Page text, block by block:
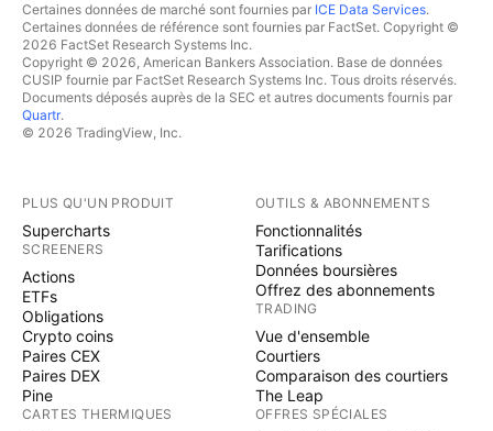
Certaines données de marché sont fournies par ICE Data Services.
Certaines données de référence sont fournies par FactSet. Copyright ©
2026 FactSet Research Systems Inc.
Copyright © 2026, American Bankers Association. Base de données
CUSIP fournie par FactSet Research Systems Inc. Tous droits réservés.
Documents déposés auprès de la SEC et autres documents fournis par
Quartr.
© 2026 TradingView, Inc.
PLUS QU'UN PRODUIT
Supercharts
SCREENERS
Actions
ETFs
Obligations
Crypto coins
Paires CEX
Paires DEX
Pine
CARTES THERMIQUES
OUTILS & ABONNEMENTS
Fonctionnalités
Tarifications
Données boursières
Offrez des abonnements
TRADING
Vue d'ensemble
Courtiers
Comparaison des courtiers
The Leap
OFFRES SPÉCIALES